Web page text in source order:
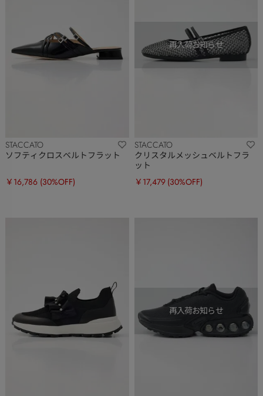
STACCATO
ソフティクロスベルトフラット
￥16,786 (30%OFF)
STACCATO
クリスタルメッシュベルトフラ
ット
￥17,479 (30%OFF)